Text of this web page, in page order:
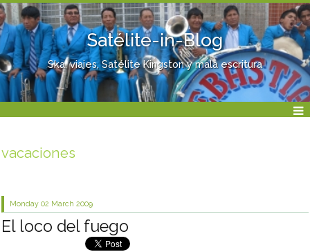
Satélite-in-Blog
Ska, viajes, Satélite Kingston y mala escritura
vacaciones
Monday 02 March 2009
El loco del fuego